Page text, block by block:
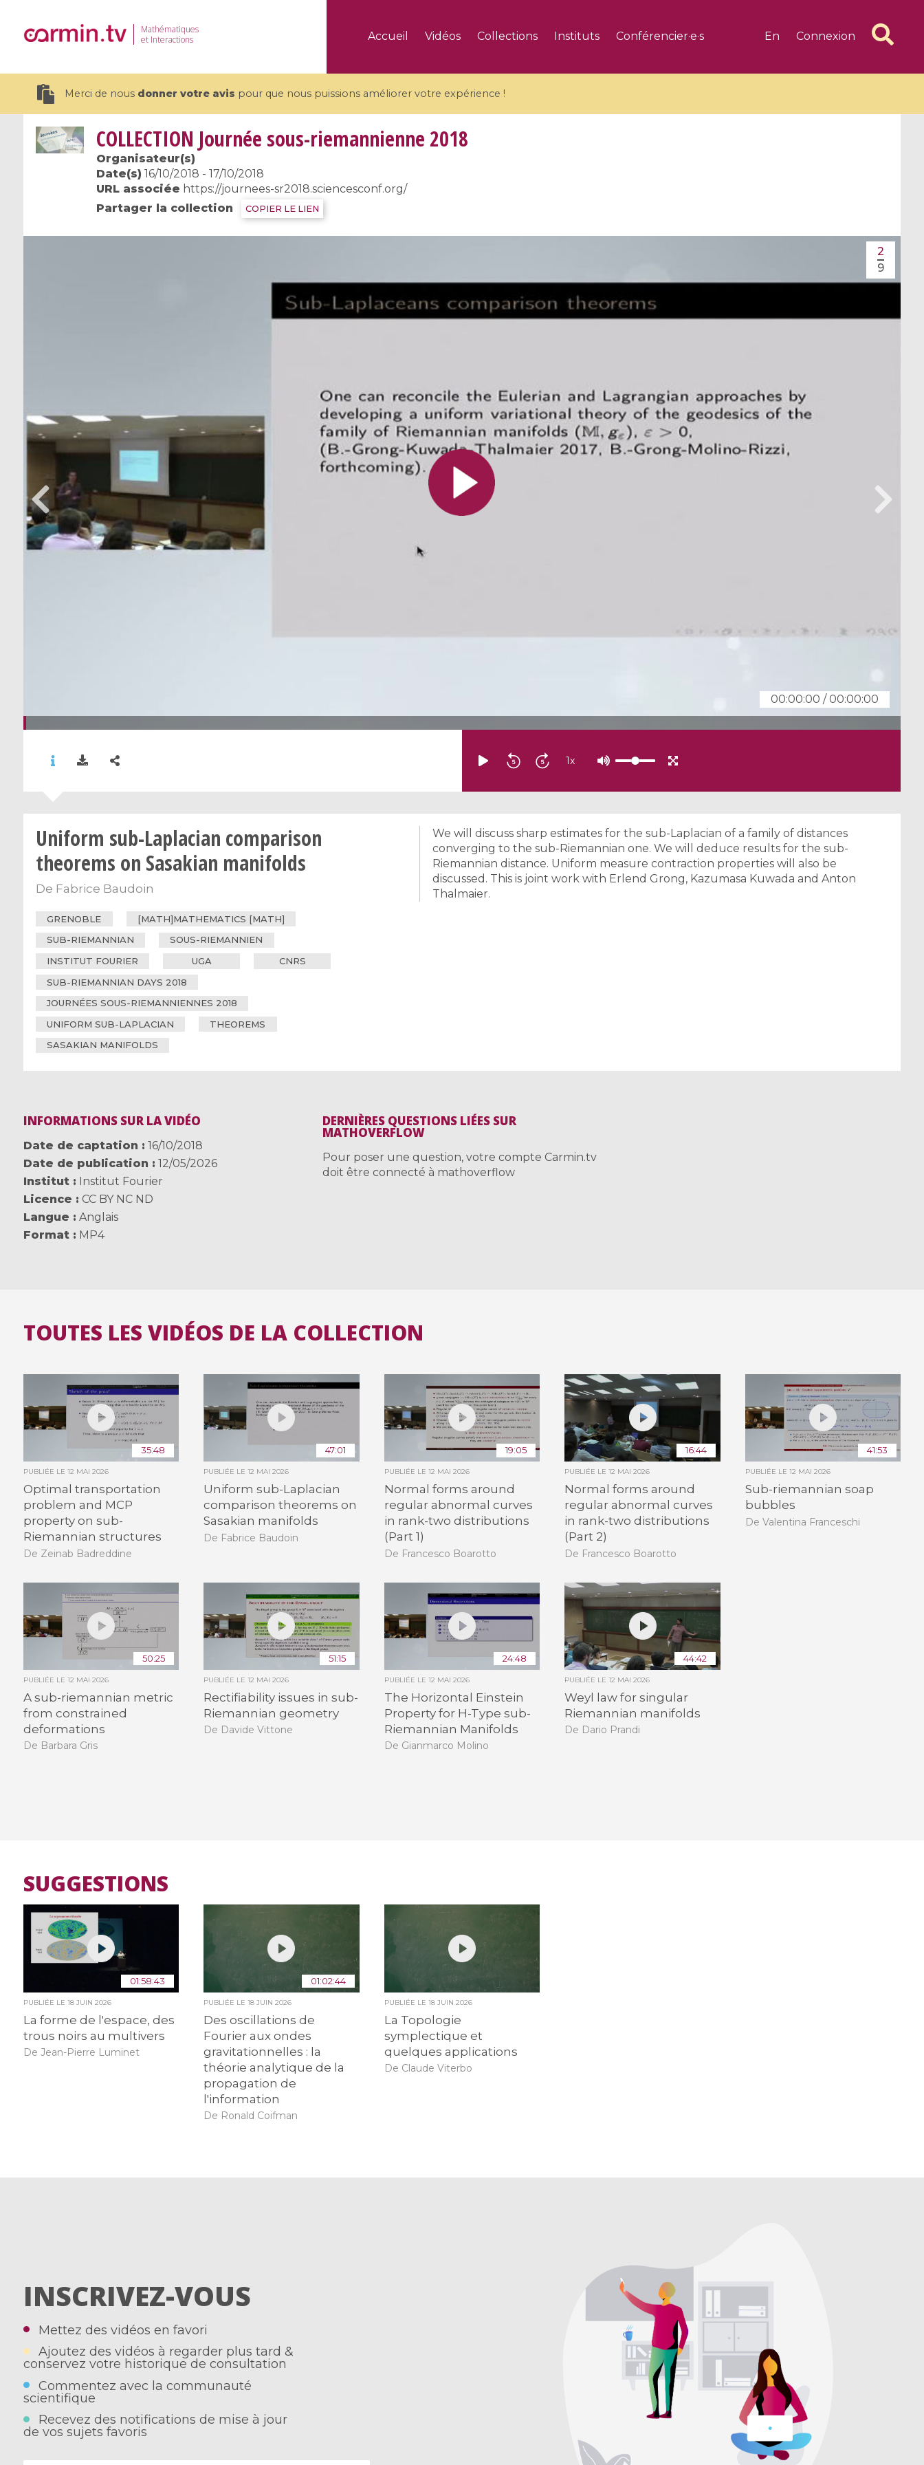
Mathématiques
et Interactions
Accueil Vidéos Collections Instituts Conférencier·e·s En Connexion
Merci de nous donner votre avis pour que nous puissions améliorer votre expérience !
19 videos
for Environmental Transition /
5 videos
Coulomb branches and affine
quantum groups / Branches de
geometry / Géométrie algébrique
Research in Residence »
Dimensions and Their
COLLECTION Journée sous-riemannienne 2018
Organisateur(s)
Date(s) 16/10/2018 - 17/10/2018
URL associée https://journees-sr2018.sciencesconf.org/
Partager la collection
COPIER LE LIEN
00:00:00 /00:00:00
2
9
1x
Uniform sub-Laplacian comparison
theorems on Sasakian manifolds
De Fabrice Baudoin
GRENOBLE
[MATH]MATHEMATICS [MATH]
SUB-RIEMANNIAN
SOUS-RIEMANNIEN
INSTITUT FOURIER
UGA
CNRS
SUB-RIEMANNIAN DAYS 2018
JOURNÉES SOUS-RIEMANNIENNES 2018
UNIFORM SUB-LAPLACIAN
THEOREMS
SASAKIAN MANIFOLDS
We will discuss sharp estimates for the sub-Laplacian of a family of distances
converging to the sub-Riemannian one. We will deduce results for the sub-
Riemannian distance. Uniform measure contraction properties will also be
discussed. This is joint work with Erlend Grong, Kazumasa Kuwada and Anton
Thalmaier.
INFORMATIONS SUR LA VIDÉO
Date de captation
16/10/2018
Date de publication
12/05/2026
Institut
Institut Fourier
Licence
CC BY NC ND
Langue
Anglais
Format
MP4
DERNIÈRES QUESTIONS LIÉES SUR
MATHOVERFLOW
Pour poser une question, votre compte Carmin.tv
doit être connecté à mathoverflow
TOUTES LES VIDÉOS DE LA COLLECTION
35:48
PUBLIÉE LE 12 MAI 2026
Optimal transportation
problem and MCP
property on sub-
Riemannian structures
De Zeinab Badreddine
47:01
PUBLIÉE LE12 MAI 2026
Uniform sub-Laplacian
comparison theorems on
Sasakian manifolds
De Fabrice Baudoin
19:05
PUBLIÉE LE 12 MAI 2026
Normal forms around
regular abnormal curves
in rank-two distributions
(Part 1)
De Francesco Boarotto
16:44
PUBLIÉE LE12 MAI 2026
Normal forms around
regular abnormal curves
in rank-two distributions
(Part 2)
De Francesco Boarotto
41:53
PUBLIÉE LE 12 MAI 2026
Sub-riemannian soap
bubbles
De Valentina Franceschi
50:25
PUBLIÉE LE 12 MAI 2026
A sub-riemannian metric
from constrained
deformations
De Barbara Gris
51:15
PUBLIÉE LE12 MAI 2026
Rectifiability issues in sub-
Riemannian geometry
De Davide Vittone
24:48
PUBLIÉE LE 12 MAI 2026
The Horizontal Einstein
Property for H-Type sub-
Riemannian Manifolds
De Gianmarco Molino
44:42
PUBLIÉE LE12 MAI 2026
Weyl law for singular
Riemannian manifolds
De Dario Prandi
SUGGESTIONS
01:58:43
PUBLIÉE LE 18 JUIN 2026
La forme de l'espace, des
trous noirs au multivers
De Jean-Pierre Luminet
01:02:44
PUBLIÉE LE18 JUIN 2026
Des oscillations de
Fourier aux ondes
gravitationnelles : la
théorie analytique de la
propagation de
l'information
De Ronald Coifman
PUBLIÉE LE 18 JUIN 2026
La Topologie
symplectique et
quelques applications
De Claude Viterbo
INSCRIVEZ-VOUS
Mettez des vidéos en favori
Ajoutez des vidéos à regarder plus tard &
conservez votre historique de consultation
Commentez avec la communauté
scientifique
Recevez des notifications de mise à jour
de vos sujets favoris